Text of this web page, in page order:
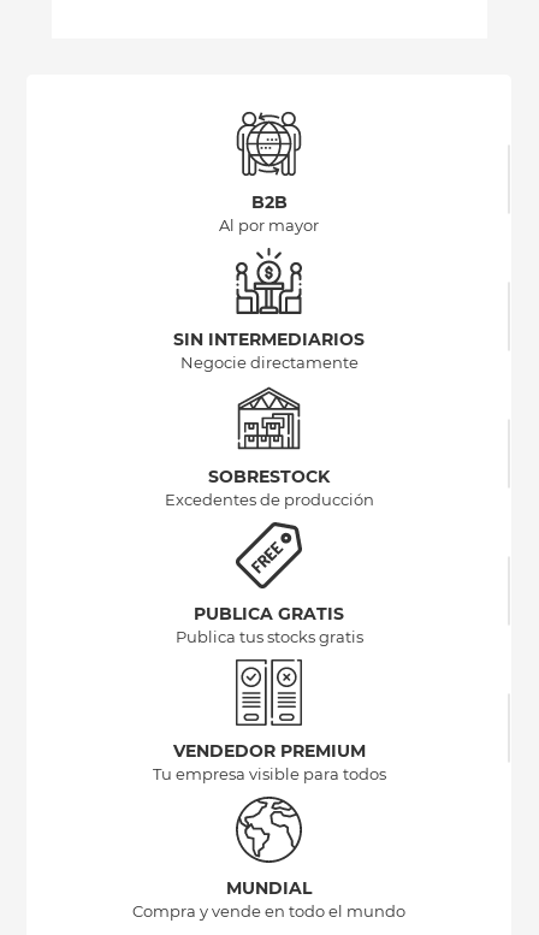
B2B
Al por mayor
SIN INTERMEDIARIOS
Negocie directamente
SOBRESTOCK
Excedentes de producción
PUBLICA GRATIS
Publica tus stocks gratis
VENDEDOR PREMIUM
Tu empresa visible para todos
MUNDIAL
Compra y vende en todo el mundo